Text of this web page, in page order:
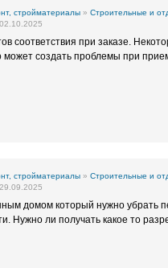
стройматериалы » Строительные и
соответствия при заказе.
создать проблемы при
стройматериалы » Строительные и
домом который нужно убрать
Нужно ли получать какое то